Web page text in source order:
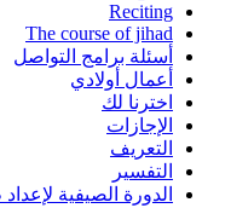
Reciting
The course of jihad
أسئلة برامج التواصل
أعمال أولادي
اخترنا لك
الإجازات
التعريف
التفسير
الدورة الصيفية